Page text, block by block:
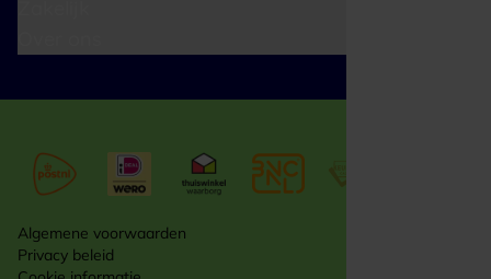
Algemene voorwaarden
Privacy beleid